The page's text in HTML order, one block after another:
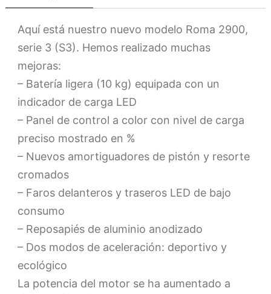
Aquí está nuestro nuevo modelo Roma 2900,
serie 3 (S3). Hemos realizado muchas
mejoras:
– Batería ligera (10 kg) equipada con un
indicador de carga LED
– Panel de control a color con nivel de carga
preciso mostrado en %
– Nuevos amortiguadores de pistón y resorte
cromados
– Faros delanteros y traseros LED de bajo
consumo
– Reposapiés de aluminio anodizado
– Dos modos de aceleración: deportivo y
ecológico
La potencia del motor se ha aumentado a